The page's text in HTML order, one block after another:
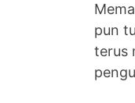
pun
terus